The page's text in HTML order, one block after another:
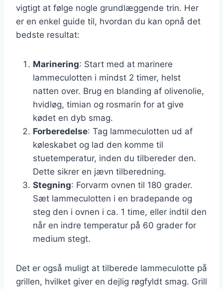
vigtigt at følge nogle grundlæggende trin. Her
er en enkel guide til, hvordan du kan opnå det
bedste resultat:
Marinering: Start med at marinere
lammeculotten i mindst 2 timer, helst
natten over. Brug en blanding af olivenolie,
hvidløg, timian og rosmarin for at give
kødet en dyb smag.
Forberedelse: Tag lammeculotten ud af
køleskabet og lad den komme til
stuetemperatur, inden du tilbereder den.
Dette sikrer en jævn tilberedning.
Stegning: Forvarm ovnen til 180 grader.
Sæt lammeculotten i en bradepande og
steg den i ovnen i ca. 1 time, eller indtil den
når en indre temperatur på 60 grader for
medium stegt.
Det er også muligt at tilberede lammeculotte på
grillen, hvilket giver en dejlig røgfyldt smag. Grill